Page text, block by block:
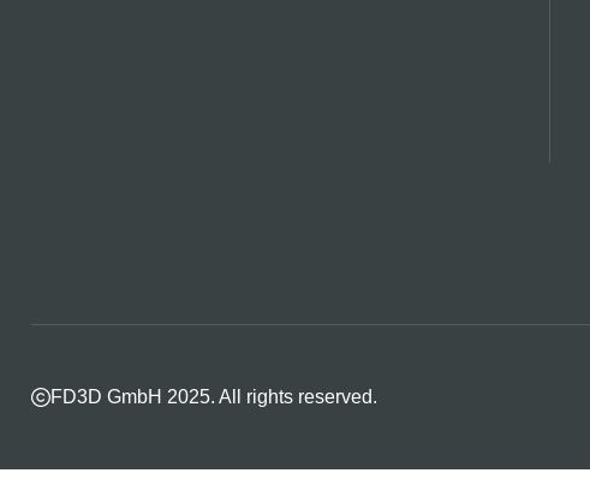
FD3D GmbH 2025. All rights reserved.